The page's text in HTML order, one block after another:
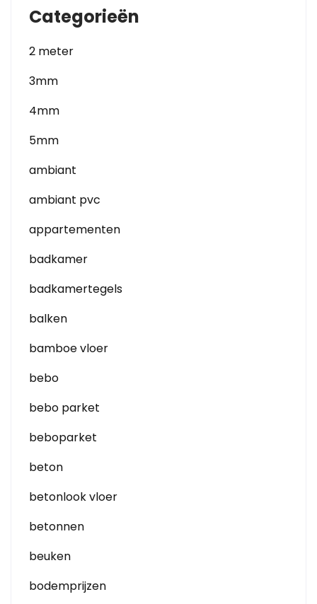
Categorieën
2 meter
3mm
4mm
5mm
ambiant
ambiant pvc
appartementen
badkamer
badkamertegels
balken
bamboe vloer
bebo
bebo parket
beboparket
beton
betonlook vloer
betonnen
beuken
bodemprijzen